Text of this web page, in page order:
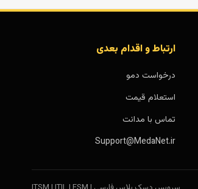
ارتباط و اقدام بعدی
درخواست دمو
استعلام قیمت
تماس با مدانت
Support@MedaNet.ir